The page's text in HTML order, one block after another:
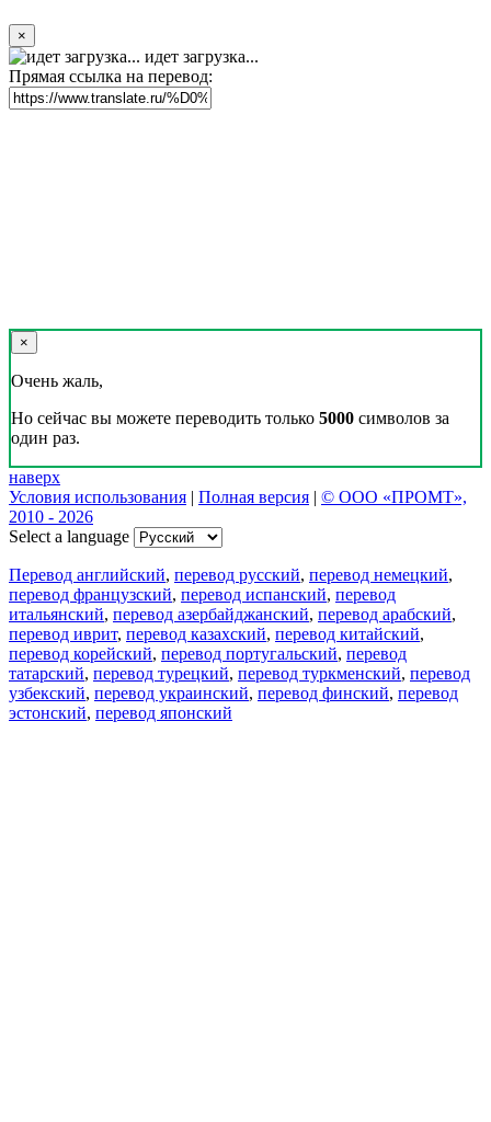
×
идет загрузка...
Прямая ссылка на перевод:
×
Очень жаль,
Но сейчас вы можете переводить только 5000 символов за
один раз.
наверх
Условия использования | Полная версия | © ООО «ПРОМТ»,
2010 - 2026
Select a language
Перевод английский, перевод русский, перевод немецкий,
перевод французский, перевод испанский, перевод
итальянский, перевод азербайджанский, перевод арабский,
перевод иврит, перевод казахский, перевод китайский,
перевод корейский, перевод португальский, перевод
татарский, перевод турецкий, перевод туркменский, перевод
узбекский, перевод украинский, перевод финский, перевод
эстонский, перевод японский